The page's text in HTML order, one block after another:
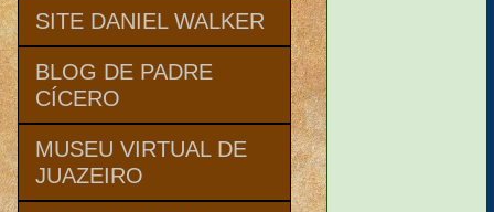
SITE DANIEL WALKER
BLOG DE PADRE
CÍCERO
MUSEU VIRTUAL DE
JUAZEIRO